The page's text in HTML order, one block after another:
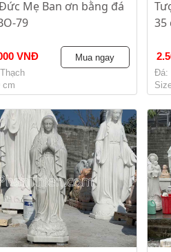
Mẹ Ban ơn bằng đá
79
VNĐ
cm
Mua ngay
35
Đá: